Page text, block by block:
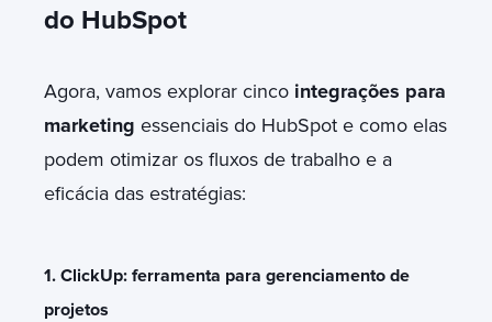
do HubSpot
Agora, vamos explorar cinco integrações para
marketing essenciais do HubSpot e como elas
podem otimizar os fluxos de trabalho e a
eficácia das estratégias:
1. ClickUp: ferramenta para gerenciamento de
projetos